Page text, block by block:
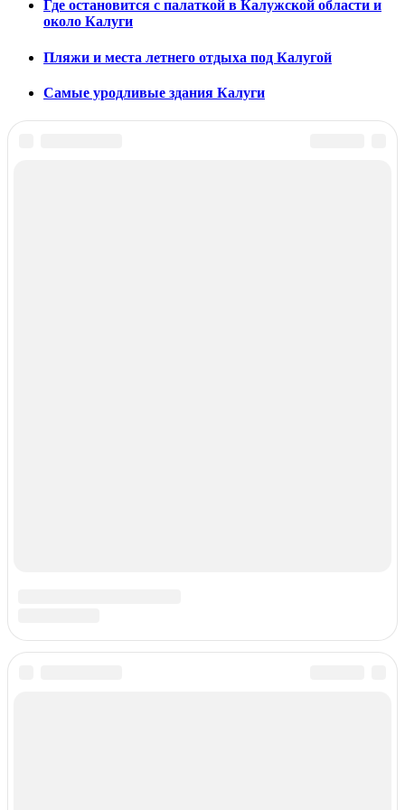
Где остановится с палаткой в Калужской области и
около Калуги
Пляжи и места летнего отдыха под Калугой
Самые уродливые здания Калуги